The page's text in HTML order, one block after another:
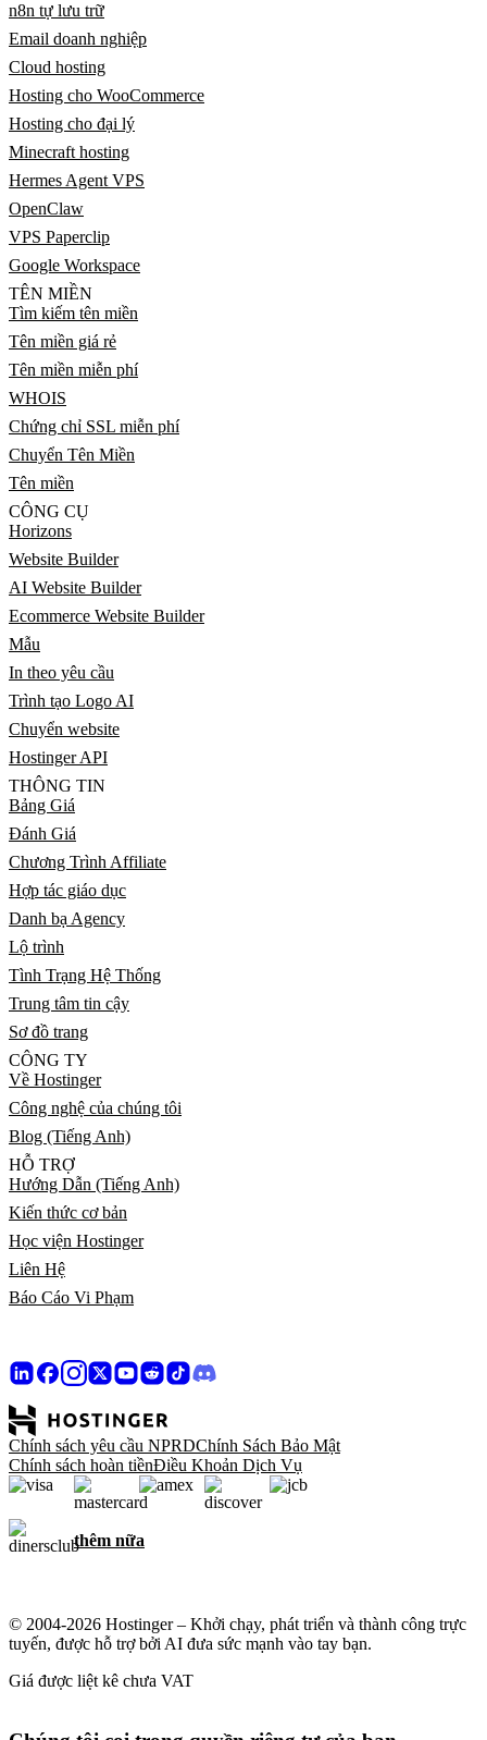
n8n tự lưu trữ
Email doanh nghiệp
Cloud hosting
Hosting cho WooCommerce
Hosting cho đại lý
Minecraft hosting
Hermes Agent VPS
OpenClaw
VPS Paperclip
Google Workspace
TÊN MIỀN
Tìm kiếm tên miền
Tên miền giá rẻ
Tên miền miễn phí
WHOIS
Chứng chỉ SSL miễn phí
Chuyển Tên Miền
Tên miền
CÔNG CỤ
Horizons
Website Builder
AI Website Builder
Ecommerce Website Builder
Mẫu
In theo yêu cầu
Trình tạo Logo AI
Chuyển website
Hostinger API
THÔNG TIN
Bảng Giá
Đánh Giá
Chương Trình Affiliate
Hợp tác giáo dục
Danh bạ Agency
Lộ trình
Tình Trạng Hệ Thống
Trung tâm tin cậy
Sơ đồ trang
CÔNG TY
Về Hostinger
Công nghệ của chúng tôi
Blog (Tiếng Anh)
HỖ TRỢ
Hướng Dẫn (Tiếng Anh)
Kiến thức cơ bản
Học viện Hostinger
Liên Hệ
Báo Cáo Vi Phạm
Chính sách yêu cầu NPRDChính Sách Bảo Mật
Chính sách hoàn tiềnĐiều Khoản Dịch Vụ
thêm nữa
© 2004-2026 Hostinger – Khởi chạy, phát triển và thành công trực
tuyến, được hỗ trợ bởi AI đưa sức mạnh vào tay bạn.
Giá được liệt kê chưa VAT